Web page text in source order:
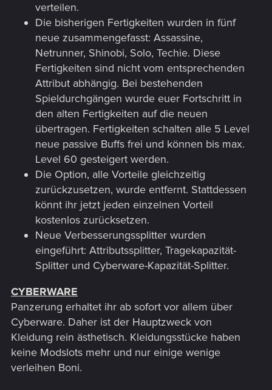
verteilen.
Die bisherigen Fertigkeiten wurden in fünf
neue zusammengefasst: Assassine,
Netrunner, Shinobi, Solo, Techie. Diese
Fertigkeiten sind nicht vom entsprechenden
Attribut abhängig. Bei bestehenden
Spieldurchgängen wurde euer Fortschritt in
den alten Fertigkeiten auf die neuen
übertragen. Fertigkeiten schalten alle 5 Level
neue passive Buffs frei und können bis max.
Level 60 gesteigert werden.
Die Option, alle Vorteile gleichzeitig
zurückzusetzen, wurde entfernt. Stattdessen
könnt ihr jetzt jeden einzelnen Vorteil
kostenlos zurücksetzen.
Neue Verbesserungssplitter wurden
eingeführt: Attributssplitter, Tragekapazität-
Splitter und Cyberware-Kapazität-Splitter.
CYBERWARE
Panzerung erhaltet ihr ab sofort vor allem über
Cyberware. Daher ist der Hauptzweck von
Kleidung rein ästhetisch. Kleidungsstücke haben
keine Modslots mehr und nur einige wenige
verleihen Boni.